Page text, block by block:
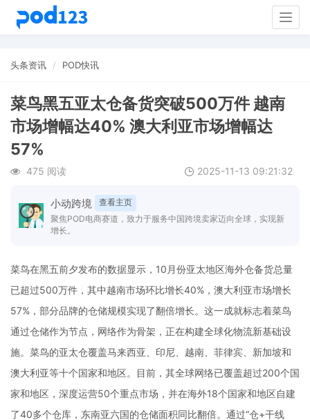
头条资讯 POD快讯
菜鸟黑五亚太仓备货突破500万件 越南
市场增幅达40% 澳大利亚市场增幅达
57%
475 阅读 2025-11-13 09:21:32
小动跨境
查看主页
聚焦POD电商赛道，致力于服务中国跨境卖家迈向全球，实现新
增长。
菜鸟在黑五前夕发布的数据显示，10月份亚太地区海外仓备货总量
已超过500万件，其中越南市场环比增长40%，澳大利亚市场增长
57%，部分品牌的仓储规模实现了翻倍增长。这一成就标志着菜鸟
通过仓储作为节点，网络作为骨架，正在构建全球化物流新基础设
施。菜鸟的亚太仓覆盖马来西亚、印尼、越南、菲律宾、新加坡和
澳大利亚等十个国家和地区。目前，其全球网络已覆盖超过200个国
家和地区，深度运营50个重点市场，并在海外18个国家和地区自建
了40多个仓库，东南亚六国的仓储面积同比翻倍。通过“仓+干线